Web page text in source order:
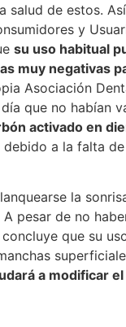
salud de estos.
y
su uso habitual
muy negativas
Asociación
que no habían
activado en
a la falta
la
A pesar de no
que su
a modificar